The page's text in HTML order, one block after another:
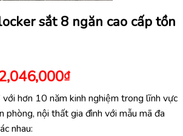
sắt 8 ngăn cao cấp tồn
₫Giá
hiện
tại
là:
với hơn 10 năm kinh nghiệm trong lĩnh vực
phòng, nội thất gia đình với mẫu mã đa
nhau: